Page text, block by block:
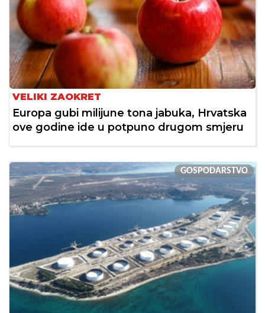
VELIKI ZAOKRET
Europa gubi milijune tona jabuka, Hrvatska
ove godine ide u potpuno drugom smjeru
GOSPODARSTVO